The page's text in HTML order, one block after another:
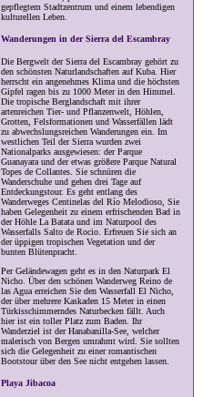
gepflegtem Stadtzentrum und einem lebendigen
kulturellen Leben.
Wanderungen in der Sierra del Escambray
Die Bergwelt der Sierra del Escambray gehört zu
den schönsten Naturlandschaften auf Kuba. Hier
herrscht ein angenehmes Klima und die höchsten
Gipfel ragen bis zu 1000 Meter in den Himmel.
Die tropische Berglandschaft mit ihrer
artenreichen Tier- und Pflanzenwelt, Höhlen,
Grotten, Felsformationen und Wasserfällen lädt
zu abwechslungsreichen Wanderungen ein. Im
westlichen Teil der Sierra wurden zwei
Nationalparks ausgewiesen: der Parque
Guanayara und der etwas größere Parque Natural
Topes de Collantes. Sie schnüren die
Wanderschuhe und gehen drei Tage auf
Entdeckungstour. Es geht entlang des
Wanderweges Centinelas del Río Melodioso, Sie
haben Gelegenheit zu einem erfrischenden Bad in
der Höhle La Batata und im Naturpool des
Wasserfalls Salto de Rocio. Erfreuen Sie sich an
der üppigen tropischen Vegetation und der
bunten Blütenpracht.
Per Geländewagen geht es in den Naturpark El
Nicho. Über den schönen Wanderweg Reino de
las Agua erreichen Sie den Wasserfall El Nicho,
der über mehrere Kaskaden 15 Meter in einen
Türkisschimmerndes Naturbecken fällt. Auch
hier ist ein toller Platz zum Baden. Ihr
Wanderziel ist der Hanabanilla-See, welcher
malerisch von Bergen umrahmt wird. Sie sollten
sich die Gelegenheit zu einer romantischen
Bootstour über den See nicht entgehen lassen.
Playa Jibacoa